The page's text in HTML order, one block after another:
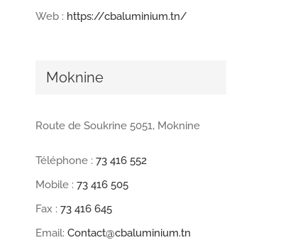
Web : https://cbaluminium.tn/
Moknine
Route de Soukrine 5051, Moknine
Téléphone : 73 416 552
Mobile : 73 416 505
Fax : 73 416 645
Email: Contact@cbaluminium.tn